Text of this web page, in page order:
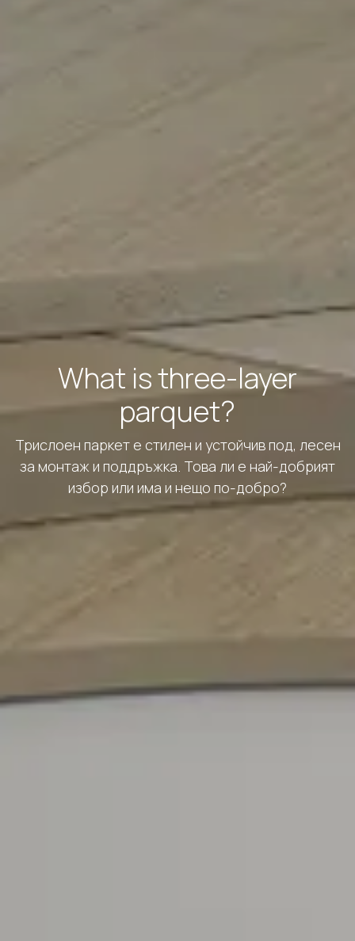
What is three-layer
parquet?
Трислоен паркет е стилен и устойчив под, лесен
за монтаж и поддръжка. Това ли е най-добрият
избор или има и нещо по-добро?